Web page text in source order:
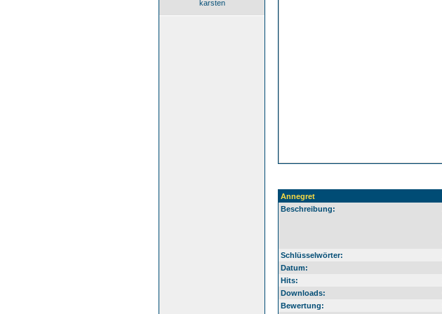
karsten
Annegret
Beschreibung:
Schlüsselwörter:
Datum:
Hits:
Downloads:
Bewertung: